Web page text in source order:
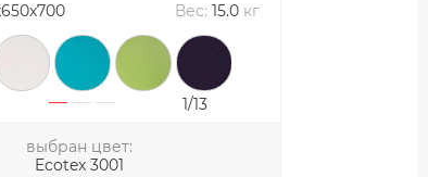
Вес: 15.0 кг
1/13
выбран цвет:
Ecotex 3001